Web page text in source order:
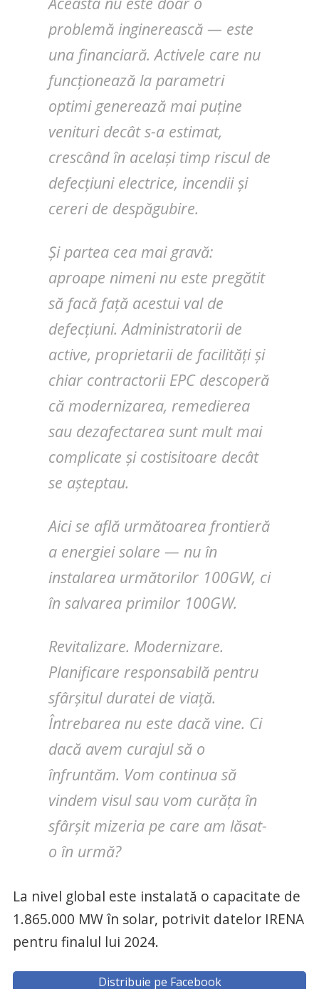
problemă inginerească — este
una financiară. Activele care nu
funcționează la parametri
optimi generează mai puține
venituri decât s-a estimat,
crescând în același timp riscul de
defecțiuni electrice, incendii și
cereri de despăgubire.
Și partea cea mai gravă:
aproape nimeni nu este pregătit
să facă față acestui val de
defecțiuni. Administratorii de
active, proprietarii de facilități și
chiar contractorii EPC descoperă
că modernizarea, remedierea
sau dezafectarea sunt mult mai
complicate și costisitoare decât
se așteptau.
Aici se află următoarea frontieră
a energiei solare — nu în
instalarea următorilor 100GW, ci
în salvarea primilor 100GW.
Revitalizare. Modernizare.
Planificare responsabilă pentru
sfârșitul duratei de viață.
Întrebarea nu este dacă vine. Ci
dacă avem curajul să o
înfruntăm. Vom continua să
vindem visul sau vom curăța în
sfârșit mizeria pe care am lăsat-
o în urmă?
La nivel global este instalată o capacitate de
1.865.000 MW în solar, potrivit datelor IRENA
pentru finalul lui 2024.
Distribuie pe Facebook